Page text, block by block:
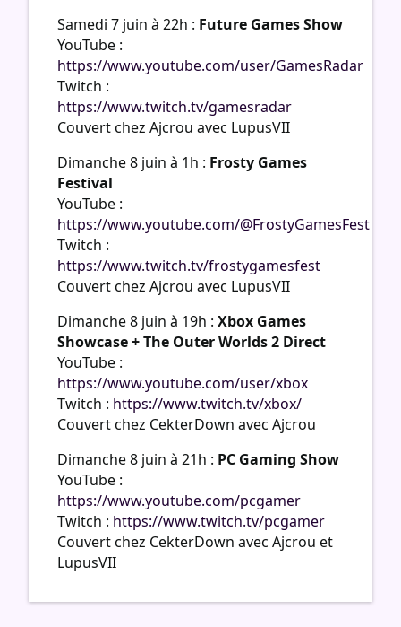
Samedi 7 juin à 22h : Future Games Show
YouTube :
https://www.youtube.com/user/GamesRadar
Twitch :
https://www.twitch.tv/gamesradar
Couvert chez Ajcrou avec LupusVII
Dimanche 8 juin à 1h : Frosty Games
Festival
YouTube :
https://www.youtube.com/@FrostyGamesFest
Twitch :
https://www.twitch.tv/frostygamesfest
Couvert chez Ajcrou avec LupusVII
Dimanche 8 juin à 19h : Xbox Games
Showcase + The Outer Worlds 2 Direct
YouTube :
https://www.youtube.com/user/xbox
Twitch : https://www.twitch.tv/xbox/
Couvert chez CekterDown avec Ajcrou
Dimanche 8 juin à 21h : PC Gaming Show
YouTube :
https://www.youtube.com/pcgamer
Twitch : https://www.twitch.tv/pcgamer
Couvert chez CekterDown avec Ajcrou et
LupusVII